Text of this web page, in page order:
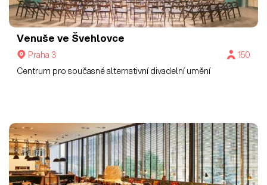
Venuše ve Švehlovce
Praha 3
150
Centrum pro současné alternativní divadelní umění